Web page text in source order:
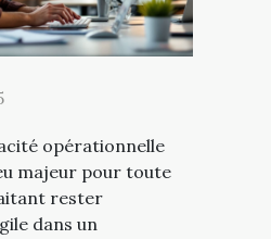
opérationnelle
majeur pour toute
rester
dans un